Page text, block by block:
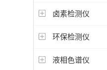
卤素检测仪
环保检测仪
液相色谱仪